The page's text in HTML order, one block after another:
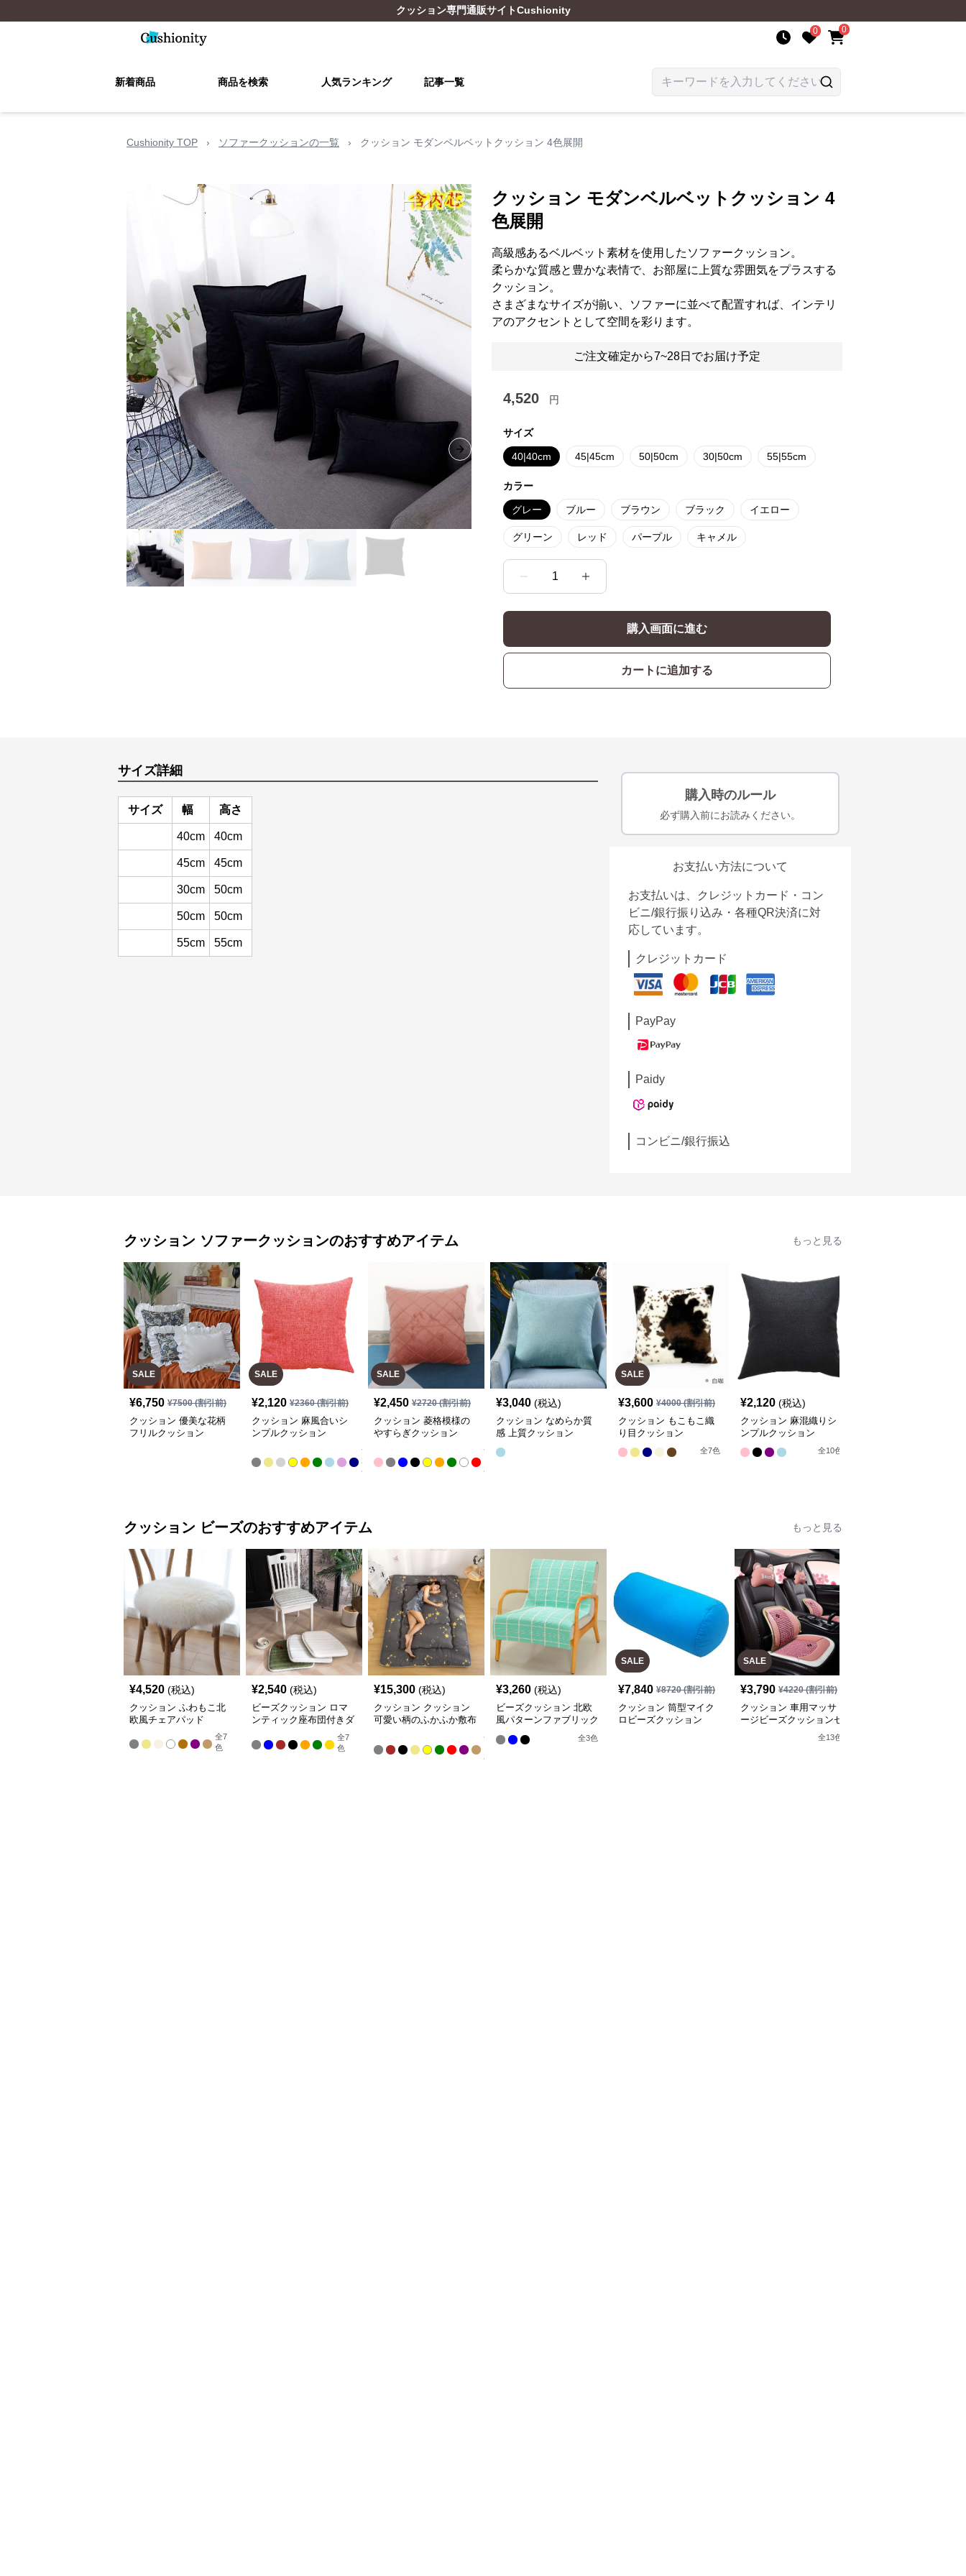
クッション専門通販サイトCushionity
0 0
新着商品 商品を検索 人気ランキング 記事一覧
Cushionity TOP › ソファークッションの一覧 › クッション モダンベルベットクッション 4色展開
Previous slide Next slide
クッション モダンベルベットクッション 4
色展開
高級感あるベルベット素材を使用したソファークッション。
柔らかな質感と豊かな表情で、お部屋に上質な雰囲気をプラスする
クッション。
さまざまなサイズが揃い、ソファーに並べて配置すれば、インテリ
アのアクセントとして空間を彩ります。
ご注文確定から7~28日でお届け予定
4,520 円
サイズ
40|40cm 45|45cm 50|50cm 30|50cm 55|55cm
カラー
グレー ブルー ブラウン ブラック イエロー
グリーン レッド パープル キャメル
1
購入画面に進む
カートに追加する
サイズ詳細
サイズ 幅 高さ
40cm 40cm
45cm 45cm
30cm 50cm
50cm 50cm
55cm 55cm
購入時のルール
必ず購入前にお読みください。
お支払い方法について
お支払いは、クレジットカード・コン
ビニ/銀行振り込み・各種QR決済に対
応しています。
クレジットカード
PayPay
Paidy
コンビニ/銀行振込
クッション ソファークッションのおすすめアイテム もっと見る
SALE
¥6,750 ¥7500(割引前)
クッション 優美な花柄
フリルクッション
SALE
¥2,120 ¥2360(割引前)
クッション 麻風合いシ
ンプルクッション
全
22
色
SALE
¥2,450 ¥2720(割引前)
クッション 菱格模様の
やすらぎクッション
全
色
¥3,040 (税込)
クッション なめらか質
感 上質クッション
SALE
¥3,600 ¥4000(割引前)
クッション もこもこ織
り目クッション
全7色
¥2,120 (税込)
クッション 麻混織りシ
ンプルクッション
全10色
クッション ビーズのおすすめアイテム もっと見る
¥4,520 (税込)
クッション ふわもこ北
欧風チェアパッド
全7
色
¥2,540 (税込)
ビーズクッション ロマ
ンティック座布団付きダ
全7
色
¥15,300 (税込)
クッション クッション
可愛い柄のふかふか敷布
全
色
¥3,260 (税込)
ビーズクッション 北欧
風パターンファブリック
全3色
SALE
¥7,840 ¥8720(割引前)
クッション 筒型マイク
ロビーズクッション
SALE
¥3,790 ¥4220(割引前)
クッション 車用マッサ
ージビーズクッションセ
全13色